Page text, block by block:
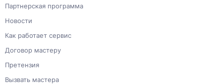
Партнерская программа
Новости
Как работает сервис
Договор мастеру
Претензия
Вызвать мастера